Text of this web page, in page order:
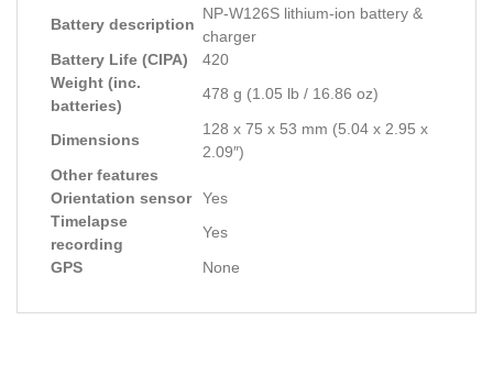
Battery description
NP-W126S lithium-ion battery &
charger
Battery Life (CIPA)
420
Weight (inc.
batteries)
478 g (1.05 lb / 16.86 oz)
Dimensions
128 x 75 x 53 mm (5.04 x 2.95 x
2.09″)
Other features
Orientation sensor
Yes
Timelapse
recording
Yes
GPS
None